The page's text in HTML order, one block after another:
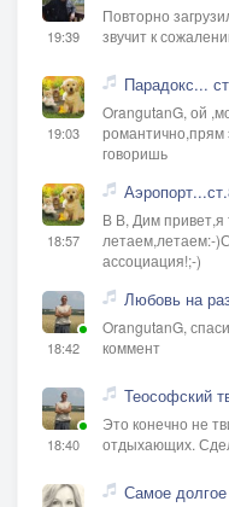
19:39
Повторно
звучит к
19:03
Парадокс...
OrangutanG, ой
романтично,прям
говоришь
18:57
В В, Дим привет,я
летаем,летаем:-
ассоциация!;-)
18:42
Любовь на
OrangutanG,
коммент
18:40
Теософский
Это конечно не
отдыхающих.
Самое